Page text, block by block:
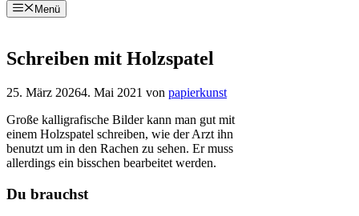
Zum
Menü
Schreiben mit Holzspatel
25. März 20264. Mai 2021 von papierkunst
Große kalligrafische Bilder kann man gut mit
einem Holzspatel schreiben, wie der Arzt ihn
benutzt um in den Rachen zu sehen. Er muss
allerdings ein bisschen bearbeitet werden.
Du brauchst